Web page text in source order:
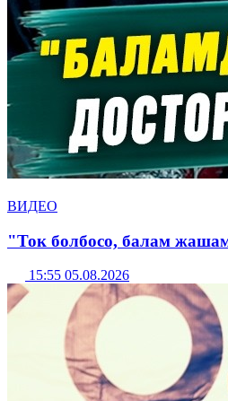
ВИДЕО
"Ток болбосо, балам
15:55 05.08.2026